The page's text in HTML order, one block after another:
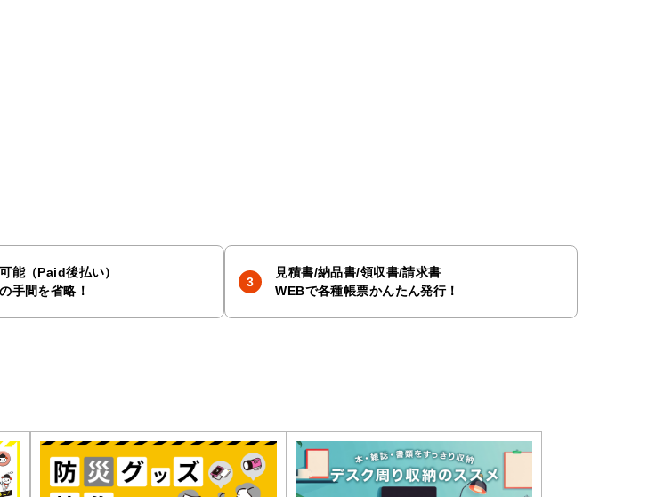
能（Paid後払い）
手間を省略！
見積書/納品書/領収書/請求書
WEBで各種帳票かんたん発行！